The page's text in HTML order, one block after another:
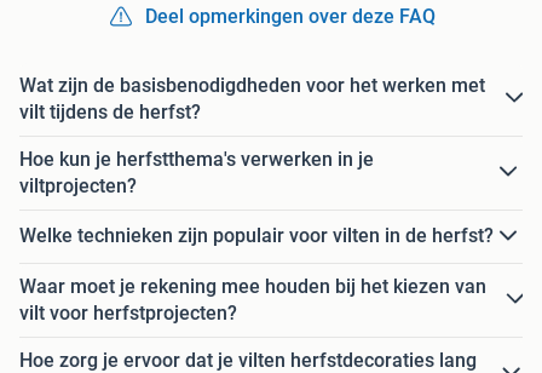
Deel opmerkingen over deze FAQ
Wat zijn de basisbenodigdheden voor het werken met
vilt tijdens de herfst?
Hoe kun je herfstthema's verwerken in je
viltprojecten?
Welke technieken zijn populair voor vilten in de herfst?
Waar moet je rekening mee houden bij het kiezen van
vilt voor herfstprojecten?
Hoe zorg je ervoor dat je vilten herfstdecoraties lang